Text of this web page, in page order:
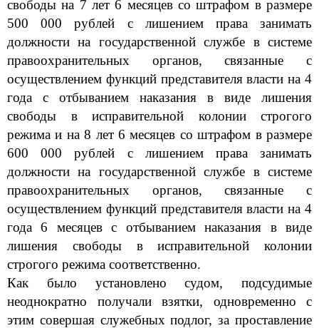
свободы на 7 лет 6 месяцев со штрафом в размере
500 000
рублей с лишением права занимать
должности на государственной службе в системе
правоохранительных органов, связанные с
осуществлением функций представителя власти на 4
года с отбыванием наказания в виде лишения
свободы в исправительной колонии строгого
режима и на 8 лет 6 месяцев со штрафом в размере
600 000 рублей с лишением права занимать
должности на государственной службе в системе
правоохранительных органов, связанные с
осуществлением функций представителя власти на 4
года 6 месяцев с отбыванием наказания в виде
лишения свободы в исправительной колонии
строгого режима соответственно.
Как было установлено судом, подсудимые
неоднократно получали взятки, одновременно с
этим совершая служебных подлог, за проставление